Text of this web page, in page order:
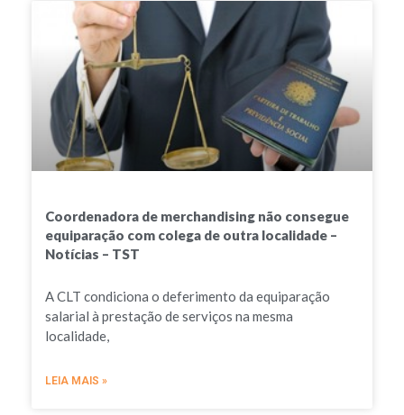
Coordenadora de merchandising não consegue
equiparação com colega de outra localidade –
Notícias – TST
A CLT condiciona o deferimento da equiparação
salarial à prestação de serviços na mesma
localidade,
LEIA MAIS »